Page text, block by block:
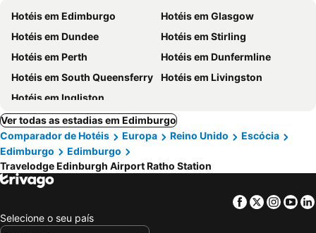
Hotéis em Edimburgo
Hotéis em Glasgow
Hotéis em Dundee
Hotéis em Stirling
Hotéis em Perth
Hotéis em Dunfermline
Hotéis em South Queensferry
Hotéis em Livingston
Hotéis em Ingliston
Ver todas as estadias em Edimburgo
Comparador de Hotéis
Europa Reino Unido
Escócia
Edimburgo
Edimburgo
Travelodge Edinburgh Airport Ratho Station
Facebook
Twitter
Selecione o seu país